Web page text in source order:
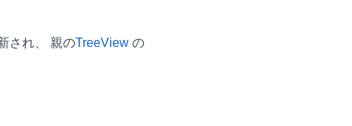
され、 親のTreeView の